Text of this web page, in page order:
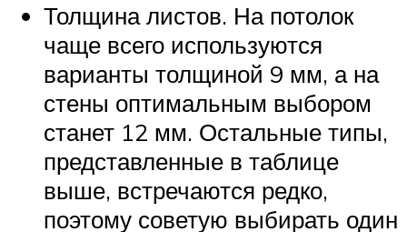
Толщина листов. На потолок
чаще всего используются
варианты толщиной 9 мм, а на
стены оптимальным выбором
станет 12 мм. Остальные типы,
представленные в таблице
выше, встречаются редко,
поэтому советую выбирать один